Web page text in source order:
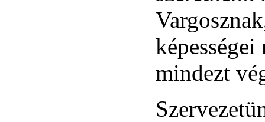
mindezt